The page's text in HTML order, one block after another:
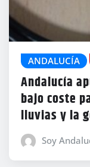
ANDALUCÍA
Andalucía
bajo coste
lluvias y la
Soy